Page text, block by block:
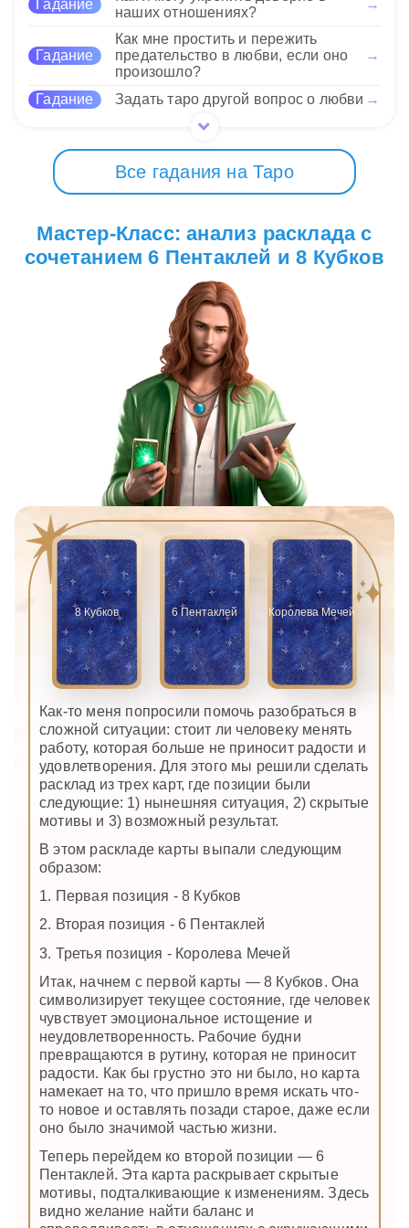
ради нового опыта или пересмотреть свои
ценности в отношениях с окружающими.
16 Нравится
Гадание
наших отношениях?
→
Гадание
Как мне простить и пережить
предательство в любви, если оно
произошло?
→
Гадание Задать таро другой вопрос о любви →
Все гадания на Таро
Мастер-Класс: анализ расклада с
сочетанием 6 Пентаклей и 8 Кубков
8 Кубков 6 Пентаклей Королева Мечей
Как-то меня попросили помочь разобраться в
сложной ситуации: стоит ли человеку менять
работу, которая больше не приносит радости и
удовлетворения. Для этого мы решили сделать
расклад из трех карт, где позиции были
следующие: 1) нынешняя ситуация, 2) скрытые
мотивы и 3) возможный результат.
В этом раскладе карты выпали следующим
образом:
1. Первая позиция - 8 Кубков
2. Вторая позиция - 6 Пентаклей
3. Третья позиция - Королева Мечей
Итак, начнем с первой карты — 8 Кубков. Она
символизирует текущее состояние, где человек
чувствует эмоциональное истощение и
неудовлетворенность. Рабочие будни
превращаются в рутину, которая не приносит
радости. Как бы грустно это ни было, но карта
намекает на то, что пришло время искать что-
то новое и оставлять позади старое, даже если
оно было значимой частью жизни.
Теперь перейдем ко второй позиции — 6
Пентаклей. Эта карта раскрывает скрытые
мотивы, подталкивающие к изменениям. Здесь
видно желание найти баланс и